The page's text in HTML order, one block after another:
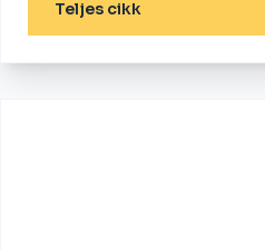
Teljes cikk